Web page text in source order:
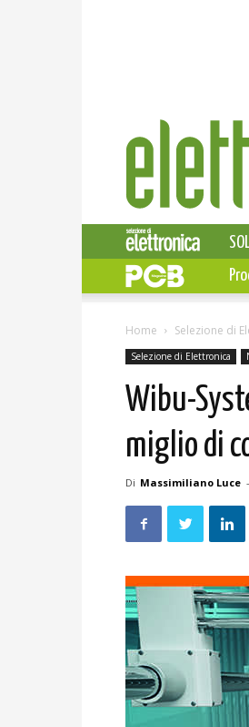
Elettronica
News
Home Selezione di
Selezione di Elettronica
Wibu-
miglio di
Di Massimiliano Luce -